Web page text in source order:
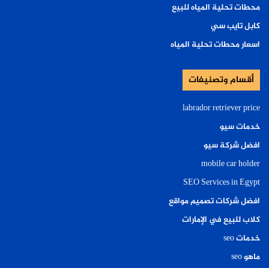
محطات تحلية المياه للبيع
كابل تايب سي
اسعار محطات تحلية المياه
أقسام وتصنيفات
labrador retriever price
خدمات سيو
افضل شركة سيو
mobile car holder
SEO Services in Egypt
افضل شركات تصميم مواقع
كلاب للبيع في الإمارات
خدمات seo
ماهو seo